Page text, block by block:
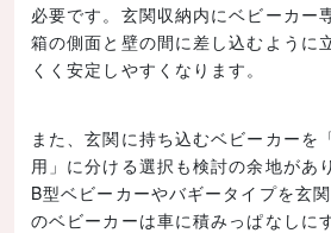
必要です。玄関収納内にベビーカー
箱の側面と壁の間に差し込むように
くく安定しやすくなります。
また、玄関に持ち込むベビーカーを
用」に分ける選択も検討の余地があ
B型ベビーカーやバギータイプを玄
のベビーカーは車に積みっぱなしに